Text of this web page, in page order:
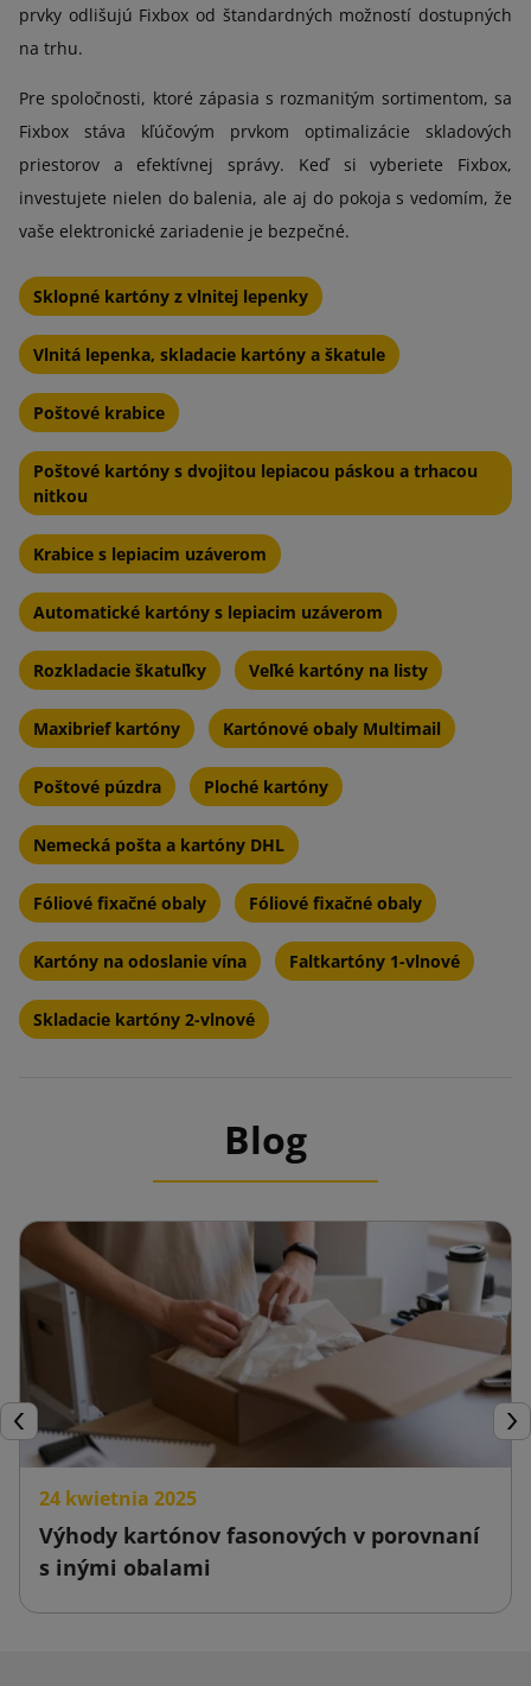
prvky odlišujú Fixbox od štandardných možností dostupných
na trhu.
Pre spoločnosti, ktoré zápasia s rozmanitým sortimentom, sa
Fixbox stáva kľúčovým prvkom optimalizácie skladových
priestorov a efektívnej správy. Keď si vyberiete Fixbox,
investujete nielen do balenia, ale aj do pokoja s vedomím, že
vaše elektronické zariadenie je bezpečné.
Sklopné kartóny z vlnitej lepenky
Vlnitá lepenka, skladacie kartóny a škatule
Poštové krabice
Poštové kartóny s dvojitou lepiacou páskou a trhacou
nitkou
Krabice s lepiacim uzáverom
Automatické kartóny s lepiacim uzáverom
Rozkladacie škatuľky Veľké kartóny na listy
Maxibrief kartóny Kartónové obaly Multimail
Poštové púzdra Ploché kartóny
Nemecká pošta a kartóny DHL
Fóliové fixačné obaly Fóliové fixačné obaly
Kartóny na odoslanie vína Faltkartóny 1-vlnové
Skladacie kartóny 2-vlnové
Blog
Späť
24 kwietnia 2025
Výhody kartónov fasonových v porovnaní
s inými obalami